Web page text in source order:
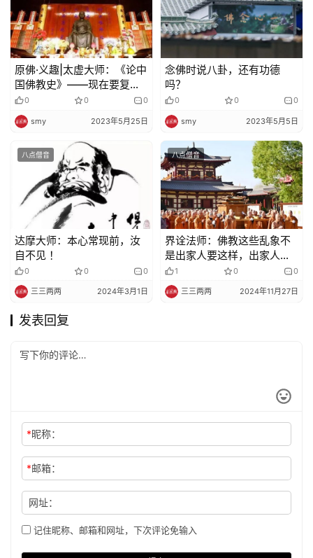
原佛·义趣|太虚大师：《论中
国佛教史》——现在要复兴
中国佛教，应该继承佛本论
的主动流
0 0 0
smy 2023年5月25日
念佛时说八卦，还有功德
吗？
0 0 0
smy 2023年5月5日
八点僧音
达摩大师：本心常现前，汝
自不见 ！
0 0 0
三三两两 2024年3月1日
八点僧音
界诠法师：佛教这些乱象不
是出家人要这样，出家人也
没办法
1 0 0
三三两两 2024年11月27日
发表回复
*昵称：
*邮箱：
网址：
记住昵称、邮箱和网址，下次评论免输入